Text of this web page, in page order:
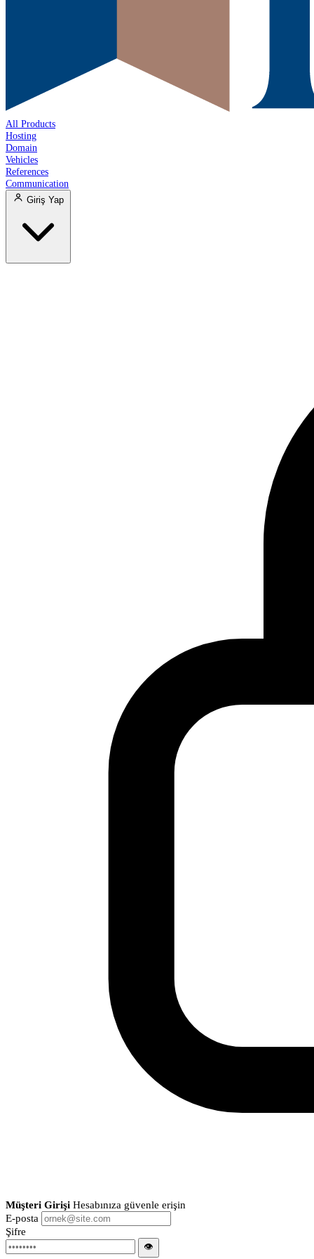
All Products
Hosting
Domain
Vehicles
References
Communication
Giriş Yap
Müşteri Girişi Hesabınıza güvenle erişin
E-posta
Şifre
👁